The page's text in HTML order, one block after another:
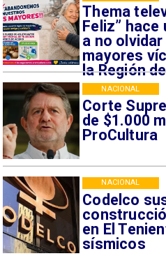
Thema
Feliz” hace
a no
mayores
la Región
Corte
de $1.000
ProCultura
NACIONAL
Codelco
en El
sísmicos
NACIONAL